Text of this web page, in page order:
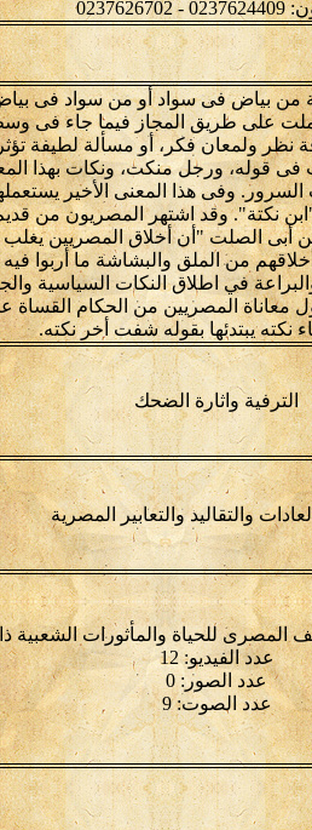
0237626702
من بياض فى سواد أو من سواد فى
على طريق المجاز فيما جاء فى
ولمعان فكر، أو مسألة لطيفة
فى قوله، ورجل منكت، ونكات بهذا
السرور. وفى هذا المعنى الأخير
نكتة". وقد اشتهر المصريون من
الصلت "أن أخلاق المصريين يغلب
من الملق والبشاشة ما أربوا
في اطلاق النكات السياسية
المصريين من الحكام القساة عبر
نكته يبتدئها بقوله شفت أخر نكته.
الترفية واثارة الضحك
والتقاليد والتعابير المصرية
المصرى للحياة والمأثورات
عدد الفيديو: 12
عدد الصور: 0
عدد الصوت: 9